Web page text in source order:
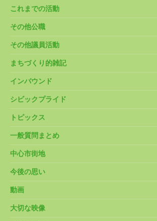
これまでの活動
その他公職
その他議員活動
まちづくり的雑記
インバウンド
シビックプライド
トピックス
一般質問まとめ
中心市街地
今後の思い
動画
大切な映像